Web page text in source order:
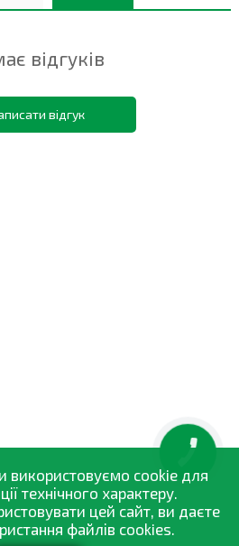
відгуків
відгук
використовуємо cookie для
технічного характеру.
цей сайт, ви даєте
файлів cookies.